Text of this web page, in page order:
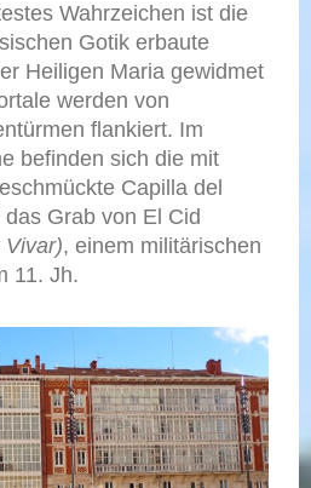
Wahrzeichen ist die
Gotik erbaute
Heiligen Maria gewidmet
werden von
flankiert. Im
befinden sich die mit
Capilla del
Grab von El Cid
Vivar), einem militärischen
11. Jh.